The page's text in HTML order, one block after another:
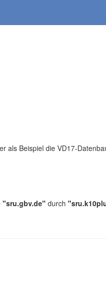
Beispiel die VD17-
"sru.gbv.de" durch